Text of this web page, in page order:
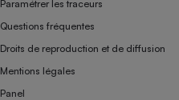
Paramétrer les traceurs
Questions fréquentes
Droits de reproduction et de diffusion
Mentions légales
Panel